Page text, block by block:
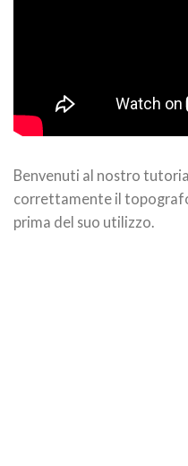
Benvenuti al nostro
correttamente il
prima del suo utilizzo.